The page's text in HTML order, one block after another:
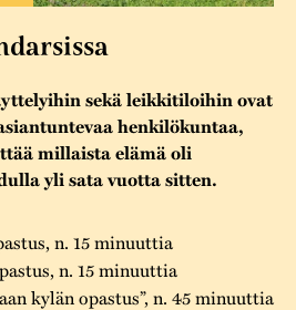
sekä leikkitiloihin ovat
henkilökuntaa,
millaista elämä oli
yli sata vuotta sitten.
n. 15 minuuttia
n. 15 minuuttia
kylän opastus”, n. 45 minuuttia